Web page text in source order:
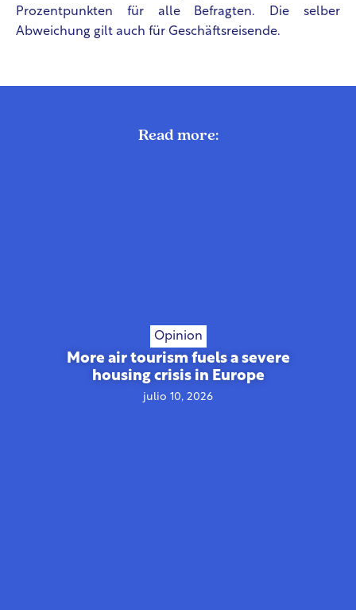
Prozentpunkten für alle Befragten. Die selber
Abweichung gilt auch für Geschäftsreisende.
Read more:
Opinion
More air tourism fuels a severe
housing crisis in Europe
julio 10, 2026